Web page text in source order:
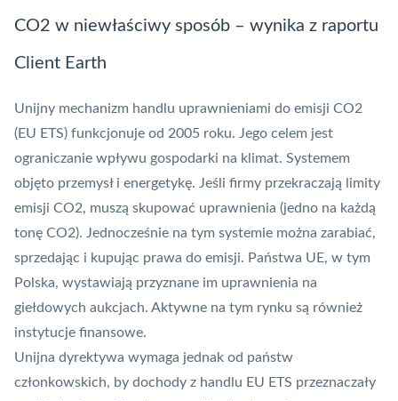
CO2 w niewłaściwy sposób – wynika z raportu
Client Earth
Unijny mechanizm handlu uprawnieniami do emisji CO2
(EU ETS) funkcjonuje od 2005 roku. Jego celem jest
ograniczanie wpływu gospodarki na klimat. Systemem
objęto przemysł i energetykę. Jeśli firmy przekraczają limity
emisji CO2, muszą skupować uprawnienia (jedno na każdą
tonę CO2). Jednocześnie na tym systemie można zarabiać,
sprzedając i kupując prawa do emisji. Państwa UE, w tym
Polska, wystawiają przyznane im uprawnienia na
giełdowych aukcjach. Aktywne na tym rynku są również
instytucje finansowe.
Unijna dyrektywa wymaga jednak od państw
członkowskich, by dochody z handlu EU ETS przeznaczały